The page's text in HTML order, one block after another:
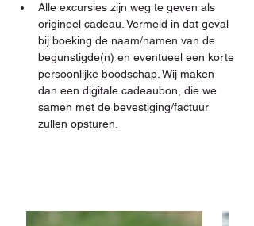
Alle excursies zijn weg te geven als
origineel cadeau. Vermeld in dat geval
bij boeking de naam/namen van de
begunstigde(n) en eventueel een korte
persoonlijke boodschap. Wij maken
dan een digitale cadeaubon, die we
samen met de bevestiging/factuur
zullen opsturen.